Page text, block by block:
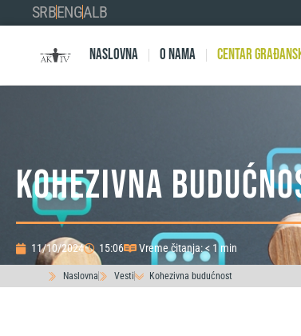
SRBENGALB
Naslovna O nama Centar
Kohezivna
11/10/2024 15:06 Vreme čitanja: < 1 min
Naslovna Vesti Kohezivna budućnost